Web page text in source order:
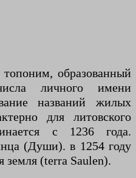
образованный
личного имени
названий жилых
для литовского
с 1236 года.
(Души). в 1254 году
земля (terra Saulen).